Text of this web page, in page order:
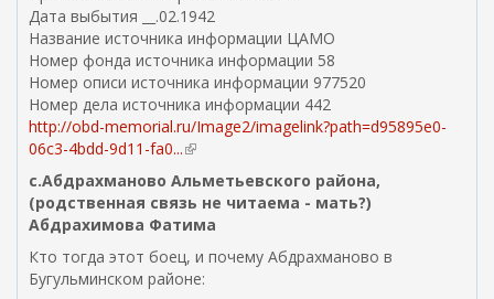
л
к
а
)
Дата выбытия __.02.1942
Название источника информации ЦАМО
Номер фонда источника информации 58
Номер описи источника информации 977520
Номер дела источника информации 442
http://obd-memorial.ru/Image2/imagelink?path=d95895e0-
06c3-4bdd-9d11-fa0...(
н
е
ш
н
я
с.Абдрахманово Альметьевского района,
(родственная связь не читаема - мать?)
Абдрахимова Фатима
Кто тогда этот боец, и почему Абдрахманово в
Бугульминском районе: